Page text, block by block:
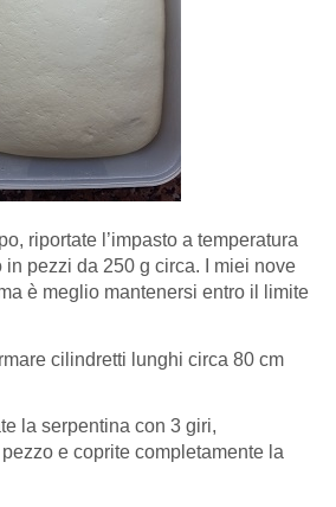
riportate l’impasto a temperatura
pezzi da 250 g circa. I miei nove
è meglio mantenersi entro il limite
cilindretti lunghi circa 80 cm
la serpentina con 3 giri,
e coprite completamente la